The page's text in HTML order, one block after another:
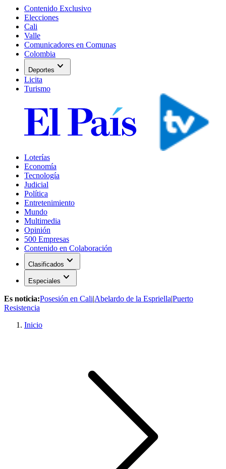
Contenido Exclusivo
Elecciones
Cali
Valle
Comunicadores en Comunas
Colombia
Deportes expand_more
Licita
Turismo
Loterías
Economía
Tecnología
Judicial
Política
Entretenimiento
Mundo
Multimedia
Opinión
500 Empresas
Contenido en Colaboración
Clasificados expand_more
Especiales expand_more
Es noticia:Posesión en Cali|Abelardo de la Espriella|Puerto
Resistencia
Inicio